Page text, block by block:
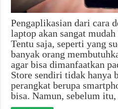
Pengaplikasian dari cara
laptop akan sangat
Tentu saja, seperti yang
banyak orang
agar bisa dimanfaatkan
Store sendiri tidak hanya
perangkat berupa
bisa. Namun, sebelum